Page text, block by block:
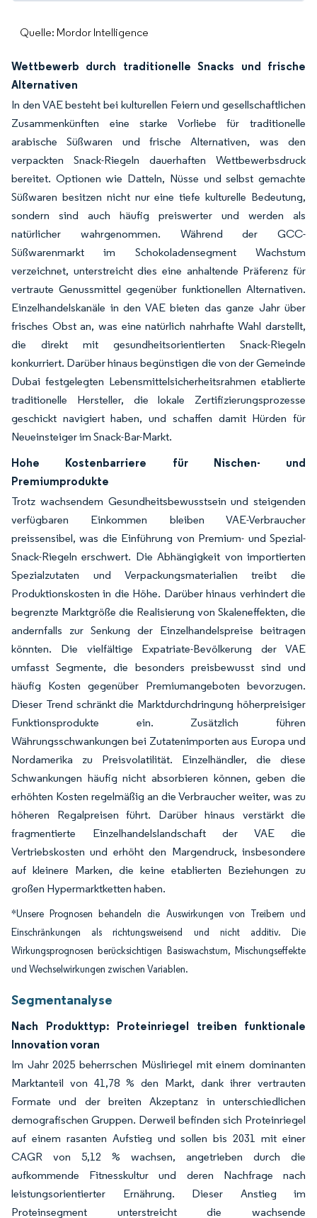
Quelle: Mordor Intelligence
Wettbewerb durch traditionelle Snacks und frische
Alternativen
In den VAE besteht bei kulturellen Feiern und gesellschaftlichen
Zusammenkünften eine starke Vorliebe für traditionelle
arabische Süßwaren und frische Alternativen, was den
verpackten Snack-Riegeln dauerhaften Wettbewerbsdruck
bereitet. Optionen wie Datteln, Nüsse und selbst gemachte
Süßwaren besitzen nicht nur eine tiefe kulturelle Bedeutung,
sondern sind auch häufig preiswerter und werden als
natürlicher wahrgenommen. Während der GCC-
Süßwarenmarkt im Schokoladensegment Wachstum
verzeichnet, unterstreicht dies eine anhaltende Präferenz für
vertraute Genussmittel gegenüber funktionellen Alternativen.
Einzelhandelskanäle in den VAE bieten das ganze Jahr über
frisches Obst an, was eine natürlich nahrhafte Wahl darstellt,
die direkt mit gesundheitsorientierten Snack-Riegeln
konkurriert. Darüber hinaus begünstigen die von der Gemeinde
Dubai festgelegten Lebensmittelsicherheitsrahmen etablierte
traditionelle Hersteller, die lokale Zertifizierungsprozesse
geschickt navigiert haben, und schaffen damit Hürden für
Neueinsteiger im Snack-Bar-Markt.
Hohe Kostenbarriere für Nischen- und
Premiumprodukte
Trotz wachsendem Gesundheitsbewusstsein und steigenden
verfügbaren Einkommen bleiben VAE-Verbraucher
preissensibel, was die Einführung von Premium- und Spezial-
Snack-Riegeln erschwert. Die Abhängigkeit von importierten
Spezialzutaten und Verpackungsmaterialien treibt die
Produktionskosten in die Höhe. Darüber hinaus verhindert die
begrenzte Marktgröße die Realisierung von Skaleneffekten, die
andernfalls zur Senkung der Einzelhandelspreise beitragen
könnten. Die vielfältige Expatriate-Bevölkerung der VAE
umfasst Segmente, die besonders preisbewusst sind und
häufig Kosten gegenüber Premiumangeboten bevorzugen.
Dieser Trend schränkt die Marktdurchdringung höherpreisiger
Funktionsprodukte ein. Zusätzlich führen
Währungsschwankungen bei Zutatenimporten aus Europa und
Nordamerika zu Preisvolatilität. Einzelhändler, die diese
Schwankungen häufig nicht absorbieren können, geben die
erhöhten Kosten regelmäßig an die Verbraucher weiter, was zu
höheren Regalpreisen führt. Darüber hinaus verstärkt die
fragmentierte Einzelhandelslandschaft der VAE die
Vertriebskosten und erhöht den Margendruck, insbesondere
auf kleinere Marken, die keine etablierten Beziehungen zu
großen Hypermarktketten haben.
*Unsere Prognosen behandeln die Auswirkungen von Treibern und
Einschränkungen als richtungsweisend und nicht additiv. Die
Wirkungsprognosen berücksichtigen Basiswachstum, Mischungseffekte
und Wechselwirkungen zwischen Variablen.
Segmentanalyse
Nach Produkttyp: Proteinriegel treiben funktionale
Innovation voran
Im Jahr 2025 beherrschen Müsliriegel mit einem dominanten
Marktanteil von 41,78 % den Markt, dank ihrer vertrauten
Formate und der breiten Akzeptanz in unterschiedlichen
demografischen Gruppen. Derweil befinden sich Proteinriegel
auf einem rasanten Aufstieg und sollen bis 2031 mit einer
CAGR von 5,12 % wachsen, angetrieben durch die
aufkommende Fitnesskultur und deren Nachfrage nach
leistungsorientierter Ernährung. Dieser Anstieg im
Proteinsegment unterstreicht die wachsende